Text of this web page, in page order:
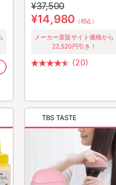
¥37,500
¥14,980 （税込）
メーカー直販サイト価格から
22,520円引き！
(20)
TBS TASTE